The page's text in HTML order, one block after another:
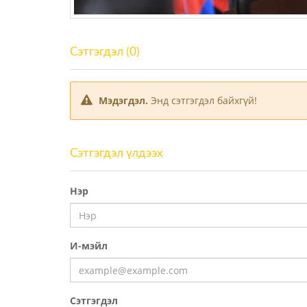
Сэтгэгдэл (0)
Мэдэгдэл. Энд сэтгэгдэл байхгүй!
Сэтгэгдэл үлдээх
Нэр
И-мэйл
Сэтгэгдэл